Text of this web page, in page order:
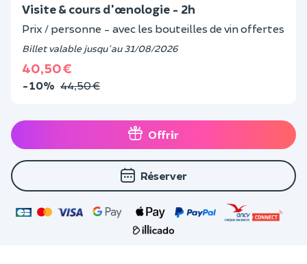
Visite & cours d'œnologie - 2h
Prix / personne - avec les bouteilles de vin offertes
Billet valable jusqu'au 31/08/2026
40,50 €
-10% 44,50 €
Offrir
Réserver